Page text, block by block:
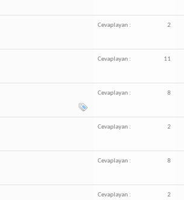
Cevaplayan : 2
Cevaplayan : 11
Cevaplayan : 8
Cevaplayan : 2
Cevaplayan : 8
Cevaplayan : 2